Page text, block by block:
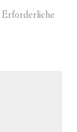
Erforderliche